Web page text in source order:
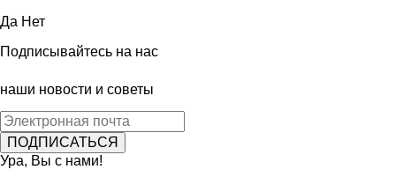
Да Нет
Подписывайтесь на нас
наши новости и советы
Ура, Вы с нами!